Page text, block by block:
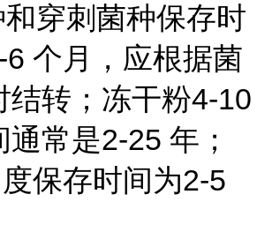
穿刺菌种保存时
个月，应根据菌
结转；冻干粉4-10
常是2-25 年；
保存时间为2-5